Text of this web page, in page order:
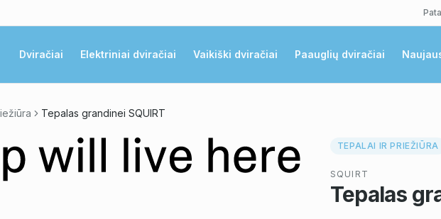
Dviračiai Elektriniai dviračiai Vaikiški dviračiai Paauglių dviračiai
Tepalas grandinei SQUIRT
TEPALAI IR PRIEŽIŪRA
SQUIRT
Tepalas